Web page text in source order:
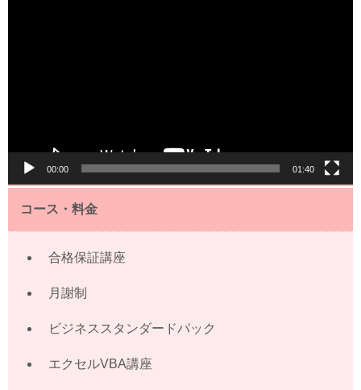
00:00 01:40
コース・料金
合格保証講座
月謝制
ビジネススタンダードパック
エクセルVBA講座